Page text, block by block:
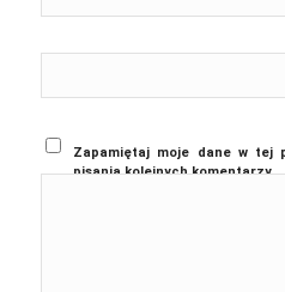
Zapamiętaj moje dane w tej
pisania kolejnych komentarzy.